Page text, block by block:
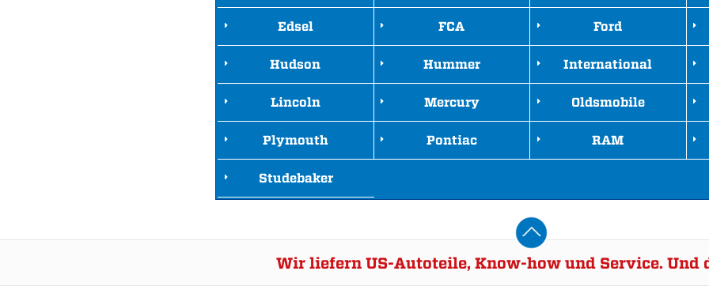
Edsel FCA Ford
Hudson Hummer International
Lincoln Mercury Oldsmobile
Plymouth Pontiac RAM
Studebaker
Wir liefern US-Autoteile, Know-how und Service. Und